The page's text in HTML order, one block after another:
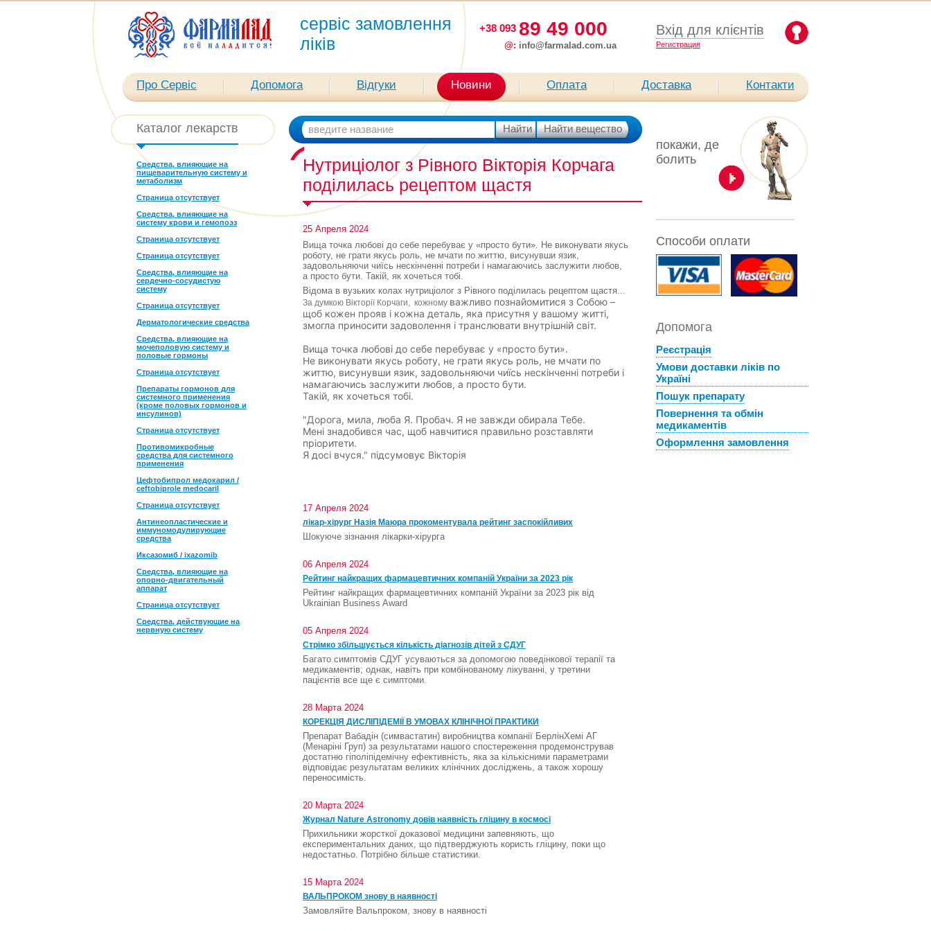
сервіс замовлення
ліків
+38 093 89 49 000
@: info@farmalad.com.ua
Вхід для клієнтів
Pегистрация
Про Сервіс Допомога Відгуки Новини Оплата Доставка Контакти
Каталог лекарств
Средства, влияющие на
пищеварительную систему и
метаболизм
Страница отсутствует
Средства, влияющие на
систему крови и гемопоэз
Страница отсутствует
Страница отсутствует
Средства, влияющие на
сердечно-сосудистую
систему
Страница отсутствует
Дерматологические средства
Средства, влияющие на
мочеполовую систему и
половые гормоны
Страница отсутствует
Препараты гормонов для
системного применения
(кроме половых гормонов и
инсулинов)
Страница отсутствует
Противомикробные
средства для системного
применения
Цефтобипрол медокарил /
ceftobiprole medocaril
Страница отсутствует
Антинеопластические и
иммуномодулирующие
средства
Иксазомиб / ixazomib
Средства, влияющие на
опорно-двигательный
аппарат
Страница отсутствует
Средства, действующие на
нервную систему
Нутриціолог з Рівного Вікторія Корчага
поділилась рецептом щастя
25 Апреля 2024
Вища точка любові до себе перебуває у «просто бути». Не виконувати якусь
роботу, не грати якусь роль, не мчати по життю, висунувши язик,
задовольняючи чиїсь нескінченні потреби і намагаючись заслужити любов,
а просто бути. Такій, як хочеться тобі.
Відома в вузьких колах нутриціолог з Рівного поділилась рецептом щастя...
За думкою Вікторії Корчаги, кожному важливо познайомитися з Собою –
щоб кожен прояв і кожна деталь, яка присутня у вашому житті,
змогла приносити задоволення і транслювати внутрішній світ.
Вища точка любові до себе перебуває у «просто бути».
Не виконувати якусь роботу, не грати якусь роль, не мчати по
життю, висунувши язик, задовольняючи чиїсь нескінченні потреби і
намагаючись заслужити любов, а просто бути.
Такій, як хочеться тобі.
"Дорога, мила, люба Я. Пробач. Я не завжди обирала Тебе.
Мені знадобився час, щоб навчитися правильно розставляти
пріоритети.
Я досі вчуся." підсумовує Вікторія
17 Апреля 2024
лікар-хірург Назія Маюра прокоментувала рейтинг заспокійливих
Шокуюче зізнання лікарки-хірурга
06 Апреля 2024
Рейтинг найкращих фармацевтичних компаній України за 2023 рік
Рейтинг найкращих фармацевтичних компаній України за 2023 рік від
Ukrainian Business Award
05 Апреля 2024
Стрімко збільшується кількість діагнозів дітей з СДУГ
Багато симптомів СДУГ усуваються за допомогою поведінкової терапії та
медикаментів; однак, навіть при комбінованому лікуванні, у третини
пацієнтів все ще є симптоми.
28 Марта 2024
КОРЕКЦІЯ ДИСЛІПІДЕМІЇ В УМОВАХ КЛІНІЧНОЇ ПРАКТИКИ
Препарат Вабадін (симвастатин) виробництва компанії БерлінХемі АГ
(Менаріні Груп) за результатами нашого спостереження продемонстрував
достатню гіполіпідемічну ефективність, яка за кількісними параметрами
відповідає результатам великих клінічних досліджень, а також хорошу
переносимість.
20 Марта 2024
Журнал Nature Astronomy довів наявність гліцину в космосі
Прихильники жорсткої доказової медицини запевняють, що
експериментальних даних, що підтверджують користь гліцину, поки що
недостатньо. Потрібно більше статистики.
15 Марта 2024
ВАЛЬПРОКОМ знову в наявності
Замовляйте Вальпроком, знову в наявності
покажи, де
болить
Способи оплати
Допомога
Реєстрація
Умови доставки ліків по
Україні
Пошук препарату
Повернення та обмін
медикаментів
Оформлення замовлення